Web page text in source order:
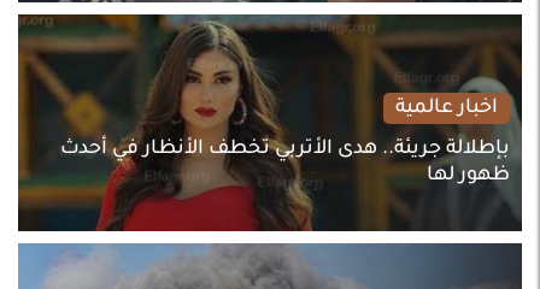
اخبار عالمية
بإطلالة جريئة.. هدى الأتربي تخطف الأنظار في أحدث
ظهور لها